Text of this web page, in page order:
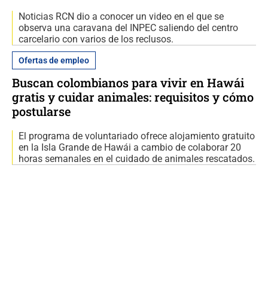
Noticias RCN dio a conocer un video en el que se
observa una caravana del INPEC saliendo del centro
carcelario con varios de los reclusos.
Ofertas de empleo
Buscan colombianos para vivir en Hawái
gratis y cuidar animales: requisitos y cómo
postularse
El programa de voluntariado ofrece alojamiento gratuito
en la Isla Grande de Hawái a cambio de colaborar 20
horas semanales en el cuidado de animales rescatados.